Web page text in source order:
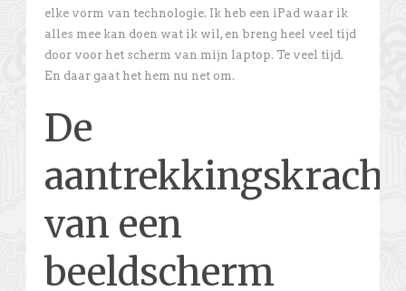
elke vorm van technologie. Ik heb een iPad waar ik
alles mee kan doen wat ik wil, en breng heel veel tijd
door voor het scherm van mijn laptop. Te veel tijd.
En daar gaat het hem nu net om.
De
aantrekkingskracht
van een
beeldscherm